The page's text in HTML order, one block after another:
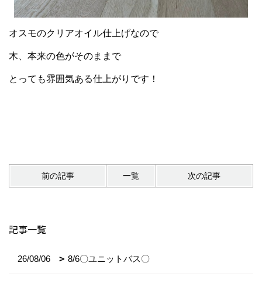
オスモのクリアオイル仕上げなので
木、本来の色がそのままで
とっても雰囲気ある仕上がりです！
前の記事 一覧 次の記事
記事一覧
26/08/06 8/6〇ユニットバス〇